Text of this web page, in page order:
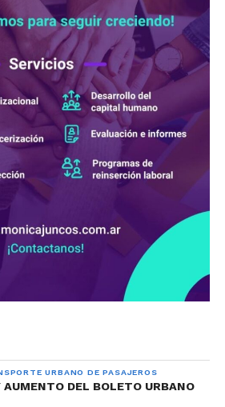
URBANO DE PASAJEROS
AUMENTO DEL BOLETO URBANO